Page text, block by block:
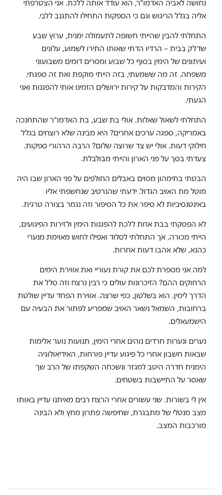
נחושה לאביה האדמו"ר, הוא עודד אותה ללכת. אני הצטרפתי
אליה בגלל הריגוש וגם כי הספקות התחילו להתגנב ללבי.
התחלתי להבין שהייתי חשופה לתעמולה ימנית, ערוץ שבע
שדלק בבית – הרדיו הדתי שאותו התירו לשמוע, עלונים
ועיתונים של הימין בסוף כל שבוע ומסרים דומים משבועוני
משפחה. זה מה ששמעתי, בזה הייתי מוקפת ואת זה ספגתי.
הקירות והמדבקות על קירות ירושלים הזמינו אותי להפגנות ואני
הגעתי.
התחלתי לשאול שאלות. אולי בת שבע, בת האדמו"ר שהתחנכה
באמריקה, ספגה ערכים אחרים? היא מבינה שלא רוצחים בגלל
חילוקי דעות. אולי יש צד שרוצה שלום? הרבה הרהורי ספקות.
צעדתי בסך על פני הארון והייתי מבולבלת.
הבטתי בתימהון מסוים באבלים החולפים על פני הארון שבו היה
מוטל מת האויב הגדול. ידעתי שהנרטיב שנחשפתי אליו
באינטנסיביות לא סיפר את כל הסיפור וזה נגמר בצורה טרגית.
לא הפסקתי בבת אחת ללכת להפגנות הימין ולזירות הפיגועים,
הייתי מכורה. אך התחלתי לסלוד ואפילו לחוש מאוימת מנערי
כהנא, שלא אהבו דעות אחרות.
למה אני מספרת לכם את קורת נעוריי ואת אווירת הימים
הרחוקים ההם? הזיכרונות עולים כי רבין נרצח וזה סלל את
הדרך לימין. הוא בשלטון, כפי שרצה. אווירת הפחד עדיין שולטת
ברחובות, השמאל נשאר האויב שמפריע לפתור את הבעיה עם
הישמעאלים.
נערים ונערות חרדים נוהים אחרי הימין, תנועות נוער אלימות
שבאות חשבון אחרי כל פיגוע עדיין פורחות, האידיאולוגיה
הימנית חדרה היטב למגזר ונשכחה השקפתו של הרב שך
שאסר על התיישבות בשטחים.
אין לי בשורות. שני עשורים אחרי הרצח רבים מאיתנו עדיין באותו
מצב מנטלי של מתבגרת, שחיפשה פתרון מחץ ולא הבינה
מורכבות המצב.